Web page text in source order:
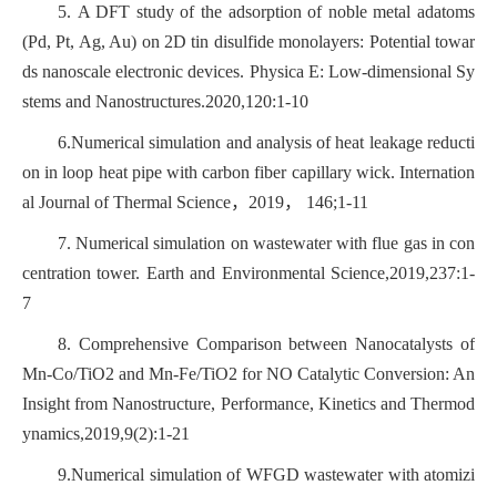
5. A DFT study of the adsorption of noble metal adatoms
(Pd, Pt, Ag, Au) on 2D tin disulfide monolayers: Potential towar
ds nanoscale electronic devices. Physica E: Low-dimensional Sy
stems and Nanostructures.2020,120:1-10
6.Numerical simulation and analysis of heat leakage reducti
on in loop heat pipe with carbon fiber capillary wick. Internation
al Journal of Thermal Science， 2019， 146;1-11
7. Numerical simulation on wastewater with flue gas in con
centration tower. Earth and Environmental Science,2019,237:1-
7
8. Comprehensive Comparison between Nanocatalysts of
Mn-Co/TiO2 and Mn-Fe/TiO2 for NO Catalytic Conversion: An
Insight from Nanostructure, Performance, Kinetics and Thermod
ynamics,2019,9(2):1-21
9.Numerical simulation of WFGD wastewater with atomizi